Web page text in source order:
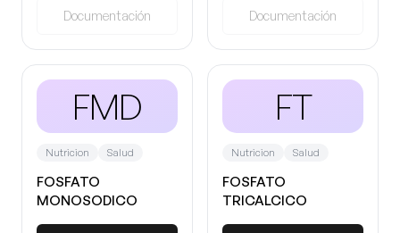
Documentación Documentación
FMD
Nutricion Salud
FOSFATO
MONOSODICO
FT
Nutricion Salud
FOSFATO
TRICALCICO